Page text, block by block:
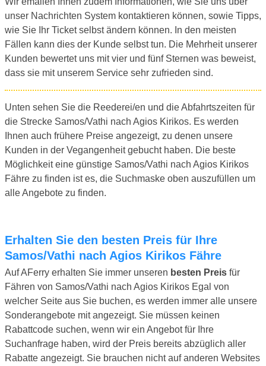
unser Nachrichten System kontaktieren können, sowie Tipps,
wie Sie Ihr Ticket selbst ändern können. In den meisten
Fällen kann dies der Kunde selbst tun. Die Mehrheit unserer
Kunden bewertet uns mit vier und fünf Sternen was beweist,
dass sie mit unserem Service sehr zufrieden sind.
Unten sehen Sie die Reederei/en und die Abfahrtszeiten für
die Strecke Samos/Vathi nach Agios Kirikos. Es werden
Ihnen auch frühere Preise angezeigt, zu denen unsere
Kunden in der Vegangenheit gebucht haben. Die beste
Möglichkeit eine günstige Samos/Vathi nach Agios Kirikos
Fähre zu finden ist es, die Suchmaske oben auszufüllen um
alle Angebote zu finden.
Erhalten Sie den besten Preis für Ihre
Samos/Vathi nach Agios Kirikos Fähre
Auf AFerry erhalten Sie immer unseren besten Preis für
Fähren von Samos/Vathi nach Agios Kirikos Egal von
welcher Seite aus Sie buchen, es werden immer alle unsere
Sonderangebote mit angezeigt. Sie müssen keinen
Rabattcode suchen, wenn wir ein Angebot für Ihre
Suchanfrage haben, wird der Preis bereits abzüglich aller
Rabatte angezeigt. Sie brauchen nicht auf anderen Websites